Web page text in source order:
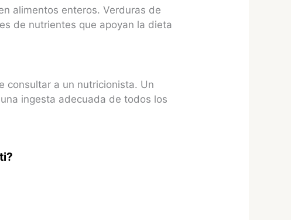
alimentos enteros. Verduras de
de nutrientes que apoyan la dieta
consultar a un nutricionista. Un
ingesta adecuada de todos los